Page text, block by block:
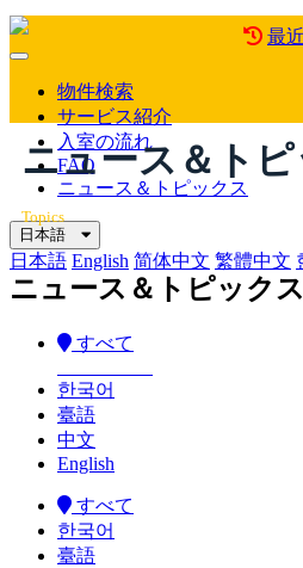
最
Mobile
物件検索
サービス紹介
入室の流れ
FAQ
ニュース＆トピックス
日本語
日本語 English 简体中文 繁體中文
ニュース＆ト
Topics
ニュース＆トピック
すべて
한국어
臺語
中文
English
すべて
한국어
臺語